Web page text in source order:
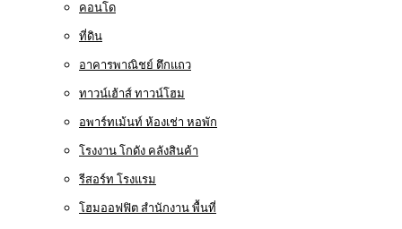
คอนโด
ที่ดิน
อาคารพาณิชย์ ตึกแถว
ทาวน์เฮ้าส์ ทาวน์โฮม
อพาร์ทเม้นท์ ห้องเช่า หอพัก
โรงงาน โกดัง คลังสินค้า
รีสอร์ท โรงแรม
โฮมออฟฟิต สำนักงาน พื้นที่